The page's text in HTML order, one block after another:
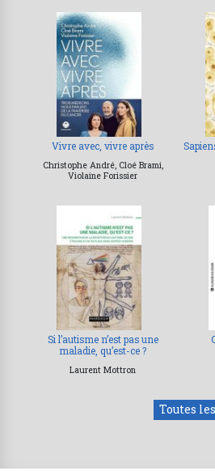
Vivre avec, vivre après
Christophe André, Cloé Brami,
Violaine Forissier
Si l’autisme n’est pas une
maladie, qu’est-ce ?
Laurent Mottron
Toutes